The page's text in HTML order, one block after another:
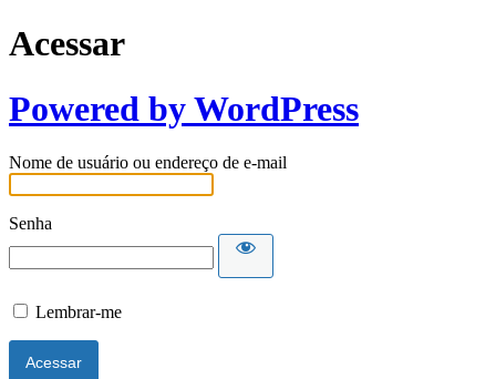
Acessar
Powered by WordPress
Nome de usuário ou endereço de e-mail
Senha
Lembrar-me